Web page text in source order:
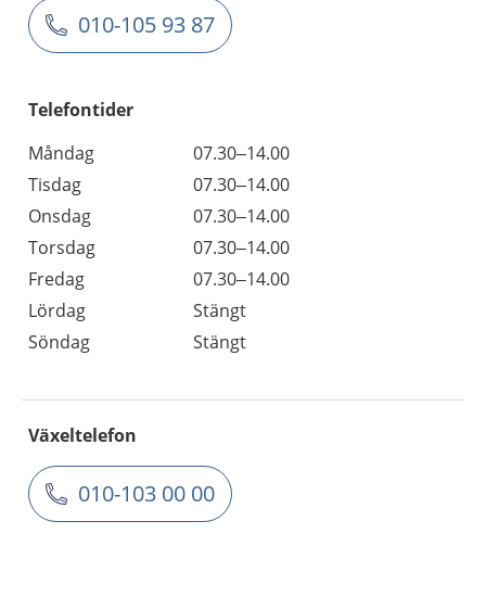
010-105 93 87
Telefontider
Måndag
07.30–14.00
Tisdag
07.30–14.00
Onsdag
07.30–14.00
Torsdag
07.30–14.00
Fredag
07.30–14.00
Lördag
Stängt
Söndag
Stängt
Växeltelefon
010-103 00 00